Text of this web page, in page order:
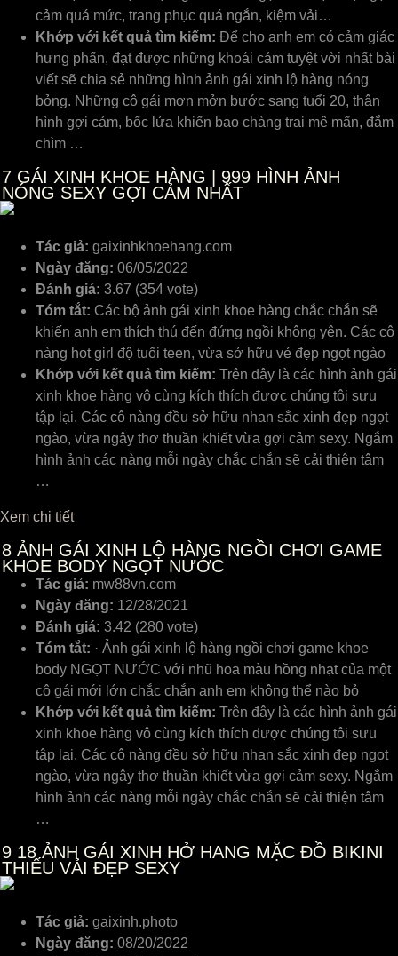
cảm quá mức, trang phục quá ngắn, kiệm vải…
Khớp với kết quả tìm kiếm: Để cho anh em có cảm giác
hưng phấn, đạt được những khoái cảm tuyệt vời nhất bài
viết sẽ chia sẻ những hình ảnh gái xinh lộ hàng nóng
bỏng. Những cô gái mơn mởn bước sang tuổi 20, thân
hình gợi cảm, bốc lửa khiến bao chàng trai mê mẩn, đắm
chìm …
7 GÁI XINH KHOE HÀNG | 999 HÌNH ẢNH
NÓNG SEXY GỢI CẢM NHẤT
Tác giả: gaixinhkhoehang.com
Ngày đăng: 06/05/2022
Đánh giá: 3.67 (354 vote)
Tóm tắt: Các bộ ảnh gái xinh khoe hàng chắc chắn sẽ
khiến anh em thích thú đến đứng ngồi không yên. Các cô
nàng hot girl độ tuổi teen, vừa sở hữu vẻ đẹp ngọt ngào
Khớp với kết quả tìm kiếm: Trên đây là các hình ảnh gái
xinh khoe hàng vô cùng kích thích được chúng tôi sưu
tập lại. Các cô nàng đều sở hữu nhan sắc xinh đẹp ngọt
ngào, vừa ngây thơ thuần khiết vừa gợi cảm sexy. Ngắm
hình ảnh các nàng mỗi ngày chắc chắn sẽ cải thiện tâm
…
Xem chi tiết
8 ẢNH GÁI XINH LỘ HÀNG NGỒI CHƠI GAME
KHOE BODY NGỌT NƯỚC
Tác giả: mw88vn.com
Ngày đăng: 12/28/2021
Đánh giá: 3.42 (280 vote)
Tóm tắt: · Ảnh gái xinh lộ hàng ngồi chơi game khoe
body NGỌT NƯỚC với nhũ hoa màu hồng nhạt của một
cô gái mới lớn chắc chắn anh em không thể nào bỏ
Khớp với kết quả tìm kiếm: Trên đây là các hình ảnh gái
xinh khoe hàng vô cùng kích thích được chúng tôi sưu
tập lại. Các cô nàng đều sở hữu nhan sắc xinh đẹp ngọt
ngào, vừa ngây thơ thuần khiết vừa gợi cảm sexy. Ngắm
hình ảnh các nàng mỗi ngày chắc chắn sẽ cải thiện tâm
…
9 18 ẢNH GÁI XINH HỞ HANG MẶC ĐỒ BIKINI
THIẾU VẢI ĐẸP SEXY
Tác giả: gaixinh.photo
Ngày đăng: 08/20/2022